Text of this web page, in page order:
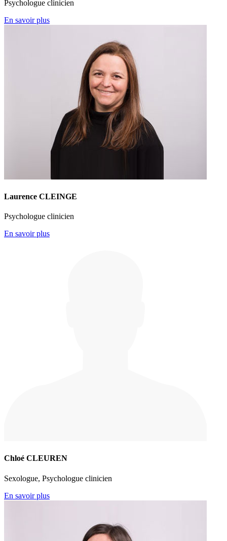
Psychologue clinicien
En savoir plus
Laurence CLEINGE
Psychologue clinicien
En savoir plus
Chloé CLEUREN
Sexologue, Psychologue clinicien
En savoir plus